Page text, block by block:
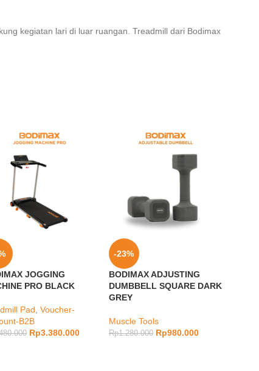
kegiatan lari di luar ruangan. Treadmill dari Bodimax
JOGGING
PRO BLACK
Pad Voucher-
B2B
Rp3.380.000
-23%
BODIMAX ADJUSTING
DUMBBELL SQUARE DARK
GREY
Muscle Tools
Rp1.280.000 Rp980.000